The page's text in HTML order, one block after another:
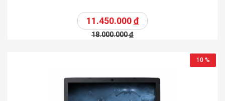
11.450.000đ
18.000.000đ
10 %